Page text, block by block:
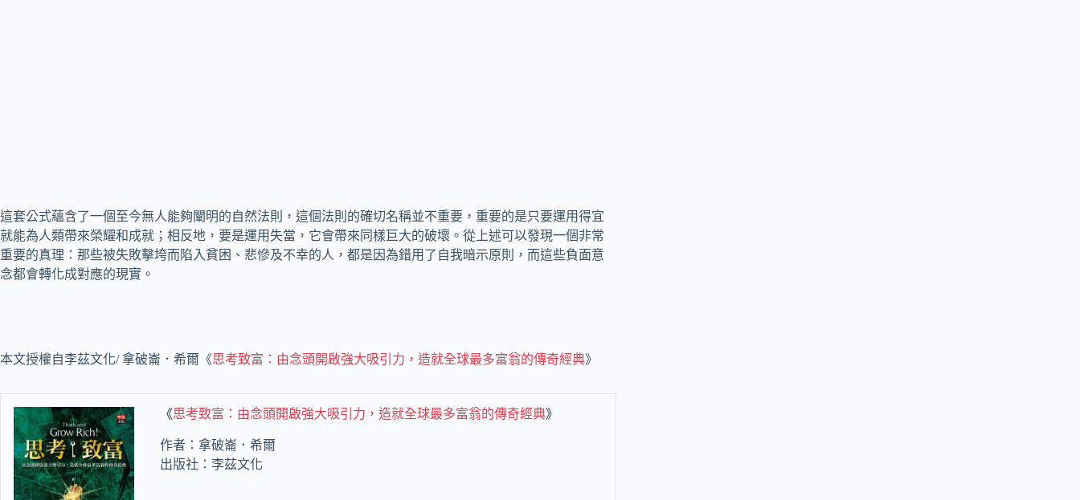
這套公式蘊含了一個至今無人能夠闡明的自然法則，這個法則的確切名稱並不重要，重要的是只要運用得宜
就能為人類帶來榮耀和成就；相反地，要是運用失當，它會帶來同樣巨大的破壞。從上述可以發現一個非常
重要的真理：那些被失敗擊垮而陷入貧困、悲慘及不幸的人，都是因為錯用了自我暗示原則，而這些負面意
念都會轉化成對應的現實。
本文授權自李茲文化/ 拿破崙．希爾《思考致富：由念頭開啟強大吸引力，造就全球最多富翁的傳奇經典》
《思考致富：由念頭開啟強大吸引力，造就全球最多富翁的傳奇經典》
作者：拿破崙．希爾
出版社：李茲文化